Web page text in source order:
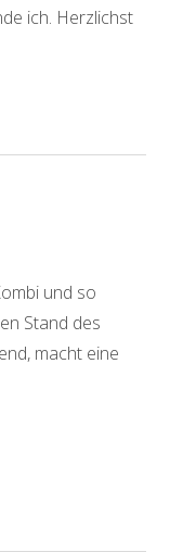
ich. Herzlichst
und so
Stand des
macht eine